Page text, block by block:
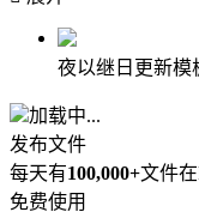
夜以继日更新模
加载中...
发布文件
每天有100,000+文件在
免费使用